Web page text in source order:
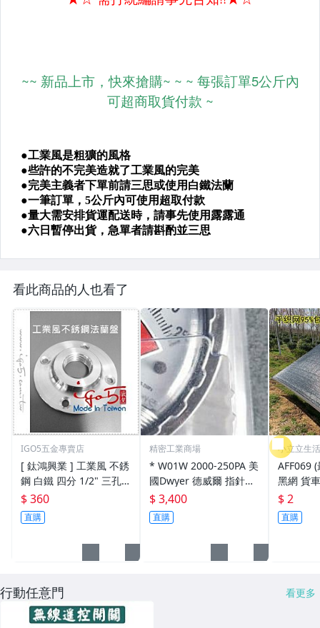
看此商品的人也看了
IGO5五金專賣店
[ 鈦鴻興業 ] 工業風 不銹
鋼 白鐵 四分 1/2" 三孔
法蘭盤 法蘭片 (牙口) 30
4材質台灣製造 固定座
底座
$ 360
直購
精密工業商場
* W01W 2000-250PA 美
國Dwyer 德威爾 指針微
壓差表差壓表
$ 3,400
直購
小立立生
AFF069
黑網 貨
網 隔熱
針織黑
遮陽布
$ 2
直購
行動任意門 看更多